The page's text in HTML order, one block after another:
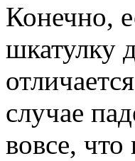
Конечно,
шкатулку
случае
вовсе,